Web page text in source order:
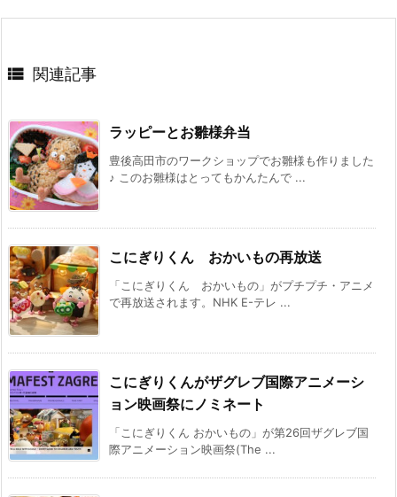
 関連記事
ラッピーとお雛様弁当
豊後高田市のワークショップでお雛様も作りました
♪ このお雛様はとってもかんたんで ...
こにぎりくん おかいもの再放送
「こにぎりくん おかいもの」がプチプチ・アニメ
で再放送されます。NHK E-テレ ...
こにぎりくんがザグレブ国際アニメーシ
ョン映画祭にノミネート
「こにぎりくん おかいもの」が第26回ザグレブ国
際アニメーション映画祭(The ...